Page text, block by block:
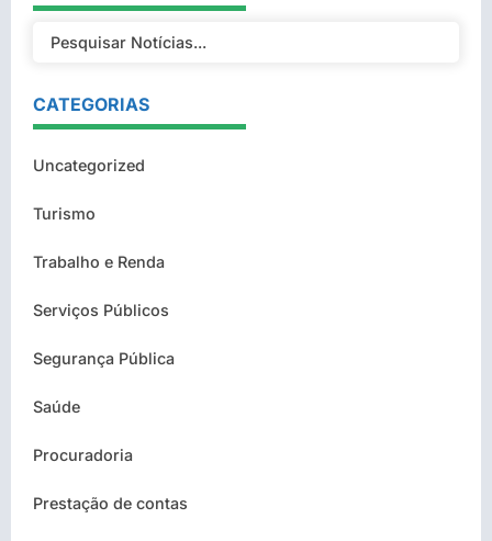
CATEGORIAS
Uncategorized
Turismo
Trabalho e Renda
Serviços Públicos
Segurança Pública
Saúde
Procuradoria
Prestação de contas